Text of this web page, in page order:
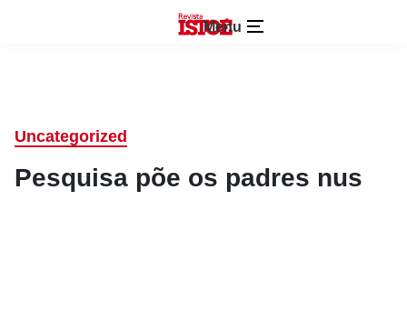
Menu
Uncategorized
Pesquisa põe os padres nus